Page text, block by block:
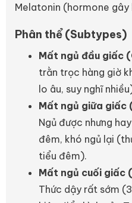
Melatonin (hormone gây
Phân thể (Subtypes)
Mất ngủ đầu giấc
trằn trọc hàng giờ
lo âu, suy nghĩ
Mất ngủ giữa giấc
Ngủ được nhưng
đêm, khó ngủ lại
tiểu đêm).
Mất ngủ cuối giấc
Thức dậy rất sớm